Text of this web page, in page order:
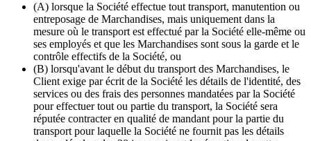
(A) lorsque la Société effectue tout transport, manutention ou
entreposage de Marchandises, mais uniquement dans la
mesure où le transport est effectué par la Société elle-même ou
ses employés et que les Marchandises sont sous la garde et le
contrôle effectifs de la Société, ou
(B) lorsqu'avant le début du transport des Marchandises, le
Client exige par écrit de la Société les détails de l'identité, des
services ou des frais des personnes mandatées par la Société
pour effectuer tout ou partie du transport, la Société sera
réputée contracter en qualité de mandant pour la partie du
transport pour laquelle la Société ne fournit pas les détails